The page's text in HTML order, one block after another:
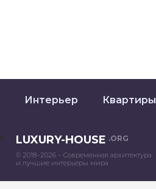
Интерьер Квартиры
LUXURY-HOUSE .ORG
© 2018–2026 – Современная архитектура
и лучшие интерьеры мира